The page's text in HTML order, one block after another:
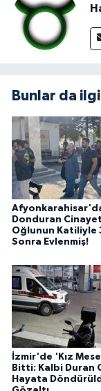
Bunlar da
Donduran
Oğlunun Katiliyle
Sonra Evlenmiş!
İzmir'de 'Kız
Bitti: Kalbi Duran
Hayata